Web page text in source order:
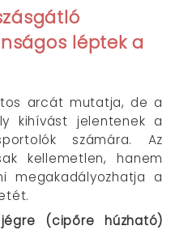
léptek a
arcát mutatja, de a
kihívást jelentenek a
számára. Az
kellemetlen, hanem
megakadályozhatja a
(cipőre húzható)